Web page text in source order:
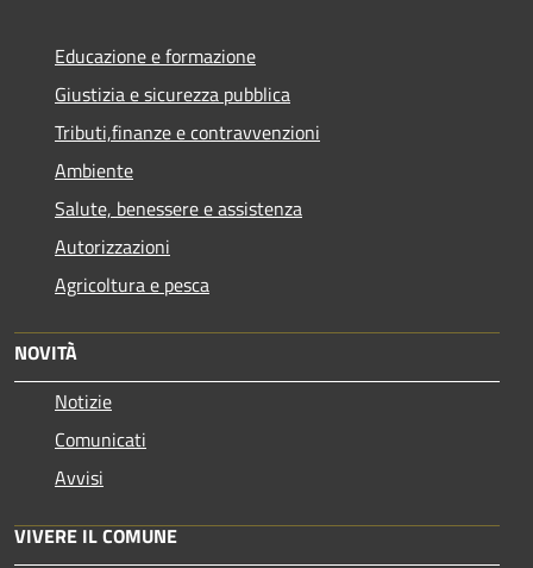
Educazione e formazione
Giustizia e sicurezza pubblica
Tributi,finanze e contravvenzioni
Ambiente
Salute, benessere e assistenza
Autorizzazioni
Agricoltura e pesca
NOVITÀ
Notizie
Comunicati
Avvisi
VIVERE IL COMUNE